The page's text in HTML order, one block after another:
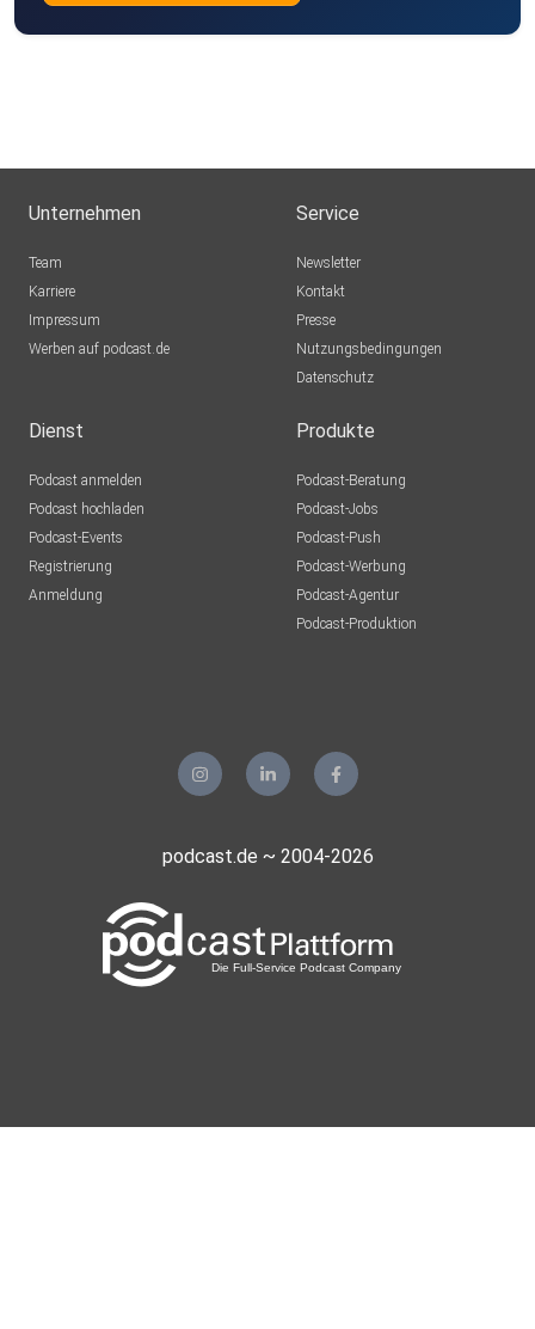
Unternehmen
Team
Karriere
Impressum
Werben auf podcast.de
Service
Newsletter
Kontakt
Presse
Nutzungsbedingungen
Datenschutz
Dienst
Podcast anmelden
Podcast hochladen
Podcast-Events
Registrierung
Anmeldung
Produkte
Podcast-Beratung
Podcast-Jobs
Podcast-Push
Podcast-Werbung
Podcast-Agentur
Podcast-Produktion
podcast.de ~ 2004-2026